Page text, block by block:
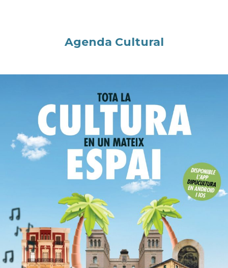
Agenda Cultural